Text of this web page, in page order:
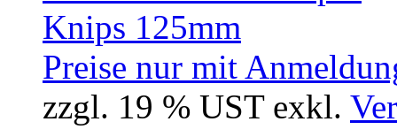
Preise nur mit
zzgl. 19 % UST exkl.